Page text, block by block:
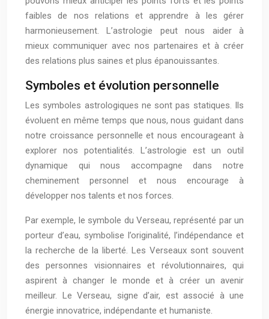
faibles de nos relations et apprendre à les gérer
harmonieusement. L’astrologie peut nous aider à
mieux communiquer avec nos partenaires et à créer
des relations plus saines et plus épanouissantes.
Symboles et évolution personnelle
Les symboles astrologiques ne sont pas statiques. Ils
évoluent en même temps que nous, nous guidant dans
notre croissance personnelle et nous encourageant à
explorer nos potentialités. L’astrologie est un outil
dynamique qui nous accompagne dans notre
cheminement personnel et nous encourage à
développer nos talents et nos forces.
Par exemple, le symbole du Verseau, représenté par un
porteur d’eau, symbolise l’originalité, l’indépendance et
la recherche de la liberté. Les Verseaux sont souvent
des personnes visionnaires et révolutionnaires, qui
aspirent à changer le monde et à créer un avenir
meilleur. Le Verseau, signe d’air, est associé à une
énergie innovatrice, indépendante et humaniste.